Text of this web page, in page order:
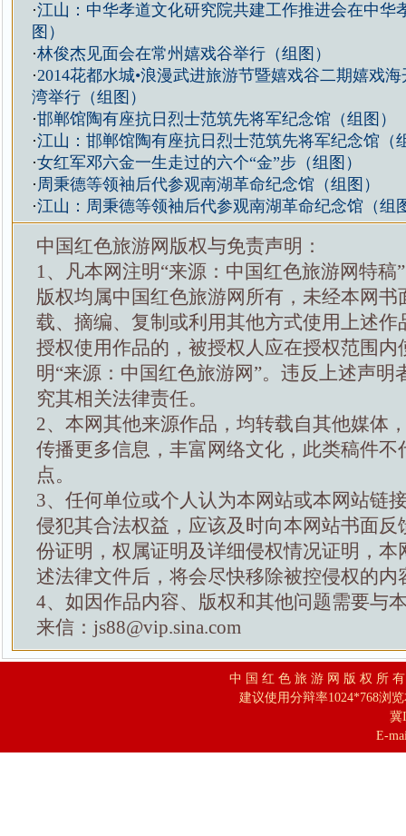
·江山：中华孝道文化研究院共建工作推进会在中华
图）
·林俊杰见面会在常州嬉戏谷举行（组图）
·2014花都水城•浪漫武进旅游节暨嬉戏谷二期嬉戏
湾举行（组图）
·邯郸馆陶有座抗日烈士范筑先将军纪念馆（组图）
·江山：邯郸馆陶有座抗日烈士范筑先将军纪念馆（
·女红军邓六金一生走过的六个“金”步（组图）
· 周秉德等领袖后代参观南湖革命纪念馆（组图）
·江山：周秉德等领袖后代参观南湖革命纪念馆（组
中国红色旅游网版权与免责声明：
1、凡本网注明“来源：中国红色旅游网特稿
版权均属中国红色旅游网所有，未经本网书
载、摘编、复制或利用其他方式使用上述作
授权使用作品的，被授权人应在授权范围内
明“来源：中国红色旅游网”。违反上述声明
究其相关法律责任。
2、本网其他来源作品，均转载自其他媒体
传播更多信息，丰富网络文化，此类稿件不
点。
3、任何单位或个人认为本网站或本网站链
侵犯其合法权益，应该及时向本网站书面反
份证明，权属证明及详细侵权情况证明，本
述法律文件后，将会尽快移除被控侵权的内
4、如因作品内容、版权和其他问题需要与
来信：js88@vip.sina.com
中 国 红 色 旅 游 网 版 权 所
建议使用分辩率1024*768浏
冀
E-